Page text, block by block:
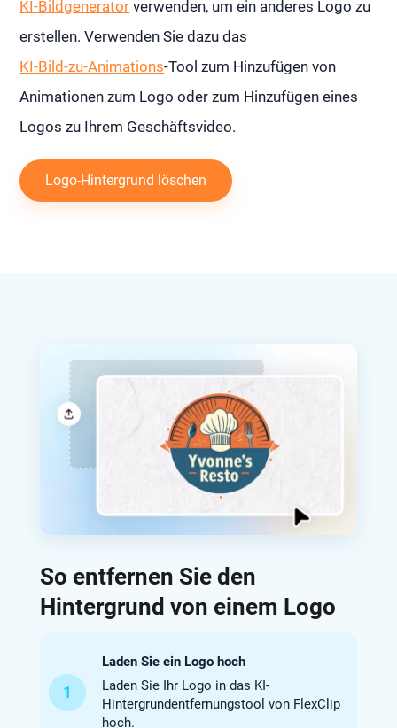
KI-Bildgenerator verwenden, um ein anderes Logo zu
erstellen. Verwenden Sie dazu das
KI-Bild-zu-Animations-Tool zum Hinzufügen von
Animationen zum Logo oder zum Hinzufügen eines
Logos zu Ihrem Geschäftsvideo.
Logo-Hintergrund löschen
So entfernen Sie den
Hintergrund von einem Logo
1
Laden Sie ein Logo hoch
Laden Sie Ihr Logo in das KI-
Hintergrundentfernungstool von FlexClip
hoch.